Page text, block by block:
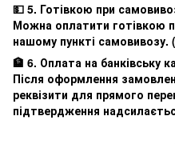
💵 5. Готівкою при
Можна оплатити готівкою
нашому пункті самовивозу.
🏦 6. Оплата на банківську
Після оформлення
реквізити для прямого
підтвердження